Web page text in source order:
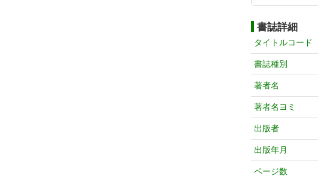
書誌詳細
タイトルコード
書誌種別
著者名
著者名ヨミ
出版者
出版年月
ページ数